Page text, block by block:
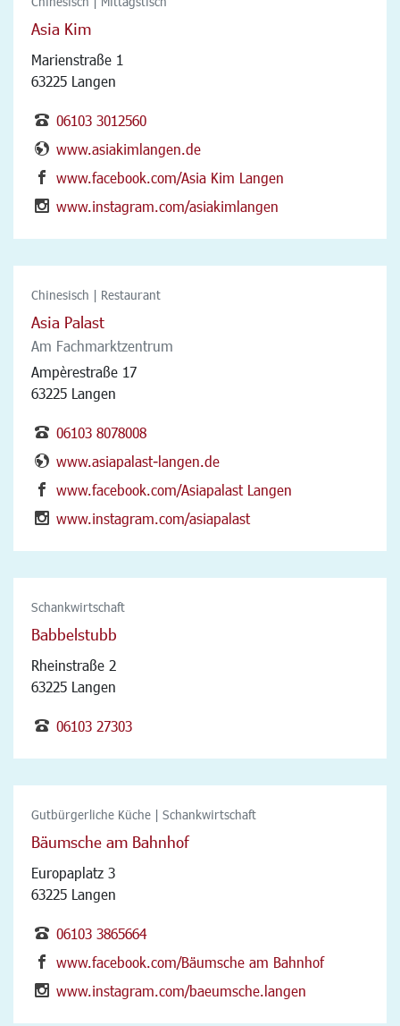
Asia Kim
Marienstraße 1
63225 Langen
06103 3012560
www.asiakimlangen.de
www.facebook.com/Asia Kim Langen
www.instagram.com/asiakimlangen
Chinesisch | Restaurant
Asia Palast
Am Fachmarktzentrum
Ampèrestraße 17
63225 Langen
06103 8078008
www.asiapalast-langen.de
www.facebook.com/Asiapalast Langen
www.instagram.com/asiapalast
Schankwirtschaft
Babbelstubb
Rheinstraße 2
63225 Langen
06103 27303
Gutbürgerliche Küche | Schankwirtschaft
Bäumsche am Bahnhof
Europaplatz 3
63225 Langen
06103 3865664
www.facebook.com/Bäumsche am Bahnhof
www.instagram.com/baeumsche.langen